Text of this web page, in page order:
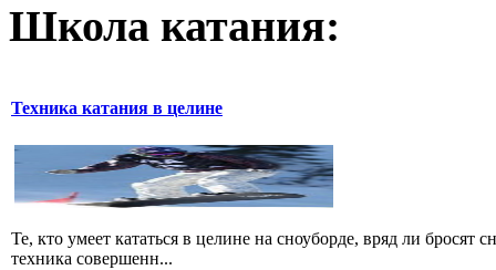
Школа катания:
Техника катания в целине
Те, кто умеет кататься в целине на сноуборде, вряд ли
техника совершенн...